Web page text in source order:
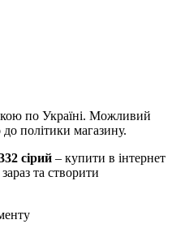
по Україні. Можливий
політики магазину.
сірий – купити в інтернет
та створити